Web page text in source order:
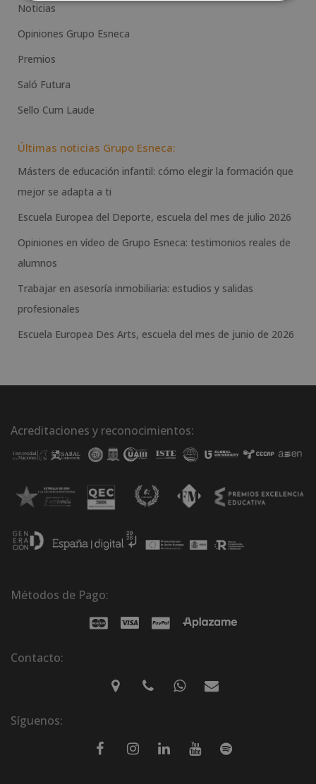
Noticias
Opiniones Grupo Esneca
Premios
Saló Futura
Sello Cum Laude
Últimas noticias Grupo Esneca:
Másters de educación infantil: cómo elegir la formación que
mejor se adapta a ti
Escuela Europea del Deporte, escuela del mes de julio 2026
Opiniones en vídeo de Grupo Esneca: testimonios reales de
alumnos
Trabajar en asesoría inmobiliaria: estudios y salidas
profesionales
Escuela Europea Des Arts, escuela del mes de junio de 2026
Acreditaciones y reconocimientos:
Métodos de Pago:
Contacto:
Síguenos: